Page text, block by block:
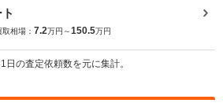
相場： 7.2万円～150.5万円
の査定依頼数を元に集計。